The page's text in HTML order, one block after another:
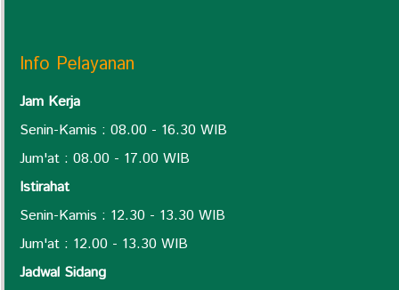
Info Pelayanan
Jam Kerja
Senin-Kamis : 08.00 - 16.30 WIB
Jum'at : 08.00 - 17.00 WIB
Istirahat
Senin-Kamis : 12.30 - 13.30 WIB
Jum'at : 12.00 - 13.30 WIB
Jadwal Sidang